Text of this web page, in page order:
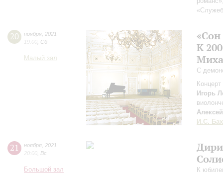
20 ноября 2021
19:00 Сб
Малый зал
К
С
Игорь
И.С. Бах
21 ноября 2021
20:00 Вс
Большой зал
К